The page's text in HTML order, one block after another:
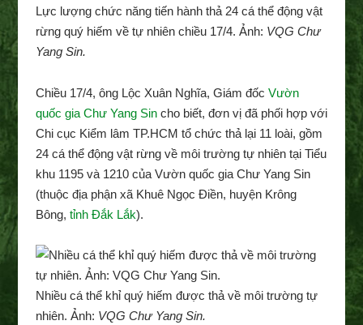
Lực lượng chức năng tiến hành thả 24 cá thể động vật
rừng quý hiếm về tự nhiên chiều 17/4. Ảnh: VQG Chư
Yang Sin.
Chiều 17/4, ông Lộc Xuân Nghĩa, Giám đốc Vườn
quốc gia Chư Yang Sin cho biết, đơn vị đã phối hợp với
Chi cục Kiểm lâm TP.HCM tổ chức thả lại 11 loài, gồm
24 cá thể động vật rừng về môi trường tự nhiên tại Tiểu
khu 1195 và 1210 của Vườn quốc gia Chư Yang Sin
(thuộc địa phận xã Khuê Ngọc Điền, huyện Krông
Bông, tỉnh Đắk Lắk).
Nhiều cá thể khỉ quý hiếm được thả về môi trường tự
nhiên. Ảnh: VQG Chư Yang Sin.